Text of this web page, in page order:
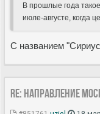
В прошлые года
июле-августе, когда
С названием
Re: Направление